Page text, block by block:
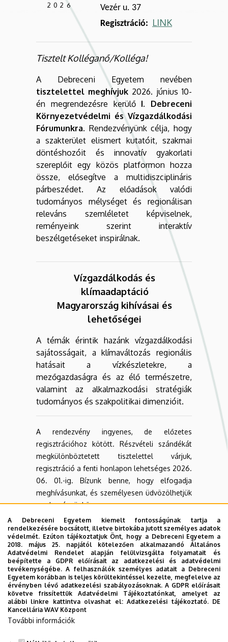
2026
Vezér u. 37
Regisztráció: LINK
Tisztelt Kolléganő/Kolléga!
A Debreceni Egyetem nevében
tisztelettel meghívjuk 2026. június 10-
én megrendezésre kerülő I. Debreceni
Környezetvédelmi és Vízgazdálkodási
Fórumunkra. Rendezvényünk célja, hogy
a szakterület elismert kutatóit, szakmai
döntéshozóit és innovatív gyakorlati
szereplőit egy közös platformon hozza
össze, elősegítve a multidiszciplináris
párbeszédet. Az előadások valódi
tudományos mélységet és regionálisan
releváns szemléletet képviselnek,
reményeink szerint interaktív
beszélgetéseket inspirálnak.
Vízgazdálkodás és
klímaadaptáció
Magyarország kihívásai és
lehetőségei
A témák érintik hazánk vízgazdálkodási
sajátosságait, a klímaváltozás regionális
hatásait a vízkészletekre, a
mezőgazdaságra és az élő természetre,
valamint az alkalmazkodási stratégiák
tudományos és szakpolitikai dimenzióit.
A rendezvény ingyenes, de előzetes
regisztrációhoz kötött. Részvételi szándékát
megkülönböztetett tisztelettel várjuk,
regisztráció a fenti honlapon lehetséges 2026.
06. 01.-ig. Bízunk benne, hogy elfogadja
meghívásunkat, és személyesen üdvözölhetjük
rendezvényünkön.
Prof. Dr. Harsányi
Endre
ágazati
fejlesztésekért
felelős
rektorhelyettes
Prof. Dr.
Lengyel
Szabolcs
igazgató
DE
A Debreceni Egyetem kiemelt fontosságúnak tartja a
rendelkezésére bocsátott, illetve birtokába jutott személyes adatok
védelmét. Ezúton tájékoztatjuk Önt, hogy a Debreceni Egyetem a
2018. május 25. napjától kötelezően alkalmazandó Általános
Adatvédelmi Rendelet alapján felülvizsgálta folyamatait és
beépítette a GDPR előírásait az adatkezelési és adatvédelmi
tevékenységébe. A felhasználók személyes adatait a Debreceni
Egyetem korábban is teljes körültekintéssel kezelte, megfelelve az
érvényben lévő adatkezelési szabályozásoknak. A GDPR előírásait
követve frissítettük Adatvédelmi Tájékoztatónkat, amelyet az
alábbi linkre kattintva olvashat el:Adatkezelési tájékoztató. DE
Kancellária WAV Központ
További információk